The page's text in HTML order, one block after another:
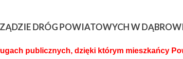
DRÓG POWIATOWYCH W
publicznych, dzięki którym mieszkańcy